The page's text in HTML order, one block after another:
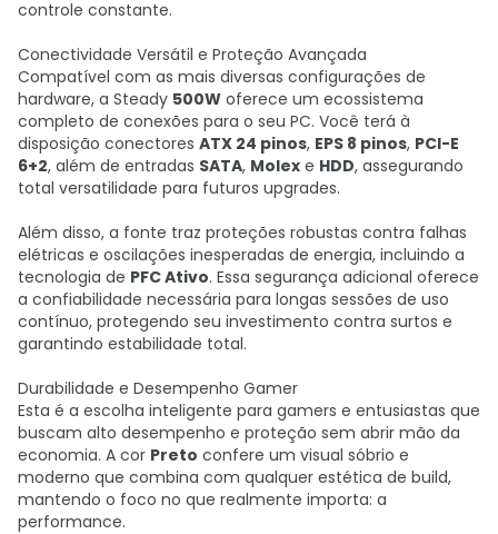
controle constante.
Conectividade Versátil e Proteção Avançada
Compatível com as mais diversas configurações de
hardware, a Steady 500W oferece um ecossistema
completo de conexões para o seu PC. Você terá à
disposição conectores ATX 24 pinos, EPS 8 pinos, PCI-E
6+2, além de entradas SATA, Molex e HDD, assegurando
total versatilidade para futuros upgrades.
Além disso, a fonte traz proteções robustas contra falhas
elétricas e oscilações inesperadas de energia, incluindo a
tecnologia de PFC Ativo. Essa segurança adicional oferece
a confiabilidade necessária para longas sessões de uso
contínuo, protegendo seu investimento contra surtos e
garantindo estabilidade total.
Durabilidade e Desempenho Gamer
Esta é a escolha inteligente para gamers e entusiastas que
buscam alto desempenho e proteção sem abrir mão da
economia. A cor Preto confere um visual sóbrio e
moderno que combina com qualquer estética de build,
mantendo o foco no que realmente importa: a
performance.